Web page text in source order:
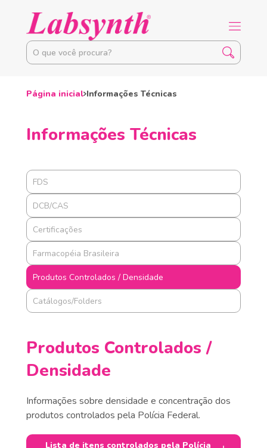
Página inicial Informações Técnicas
Informações Técnicas
FDS
DCB/CAS
Certificações
Farmacopéia Brasileira
Produtos Controlados / Densidade
Catálogos/Folders
Produtos Controlados /
Densidade
Informações sobre densidade e concentração dos
produtos controlados pela Polícia Federal.
Lista de itens controlados pela Polícia